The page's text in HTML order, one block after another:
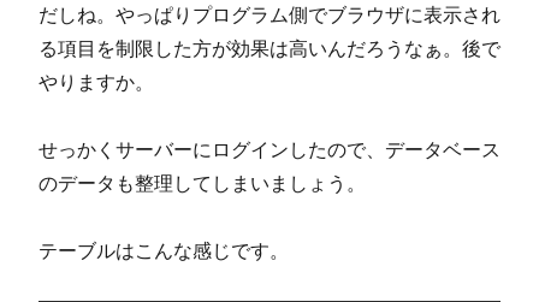
だしね。やっぱりプログラム側でブラウザに表示され
る項目を制限した方が効果は高いんだろうなぁ。後で
やりますか。
せっかくサーバーにログインしたので、データベース
のデータも整理してしまいましょう。
テーブルはこんな感じです。